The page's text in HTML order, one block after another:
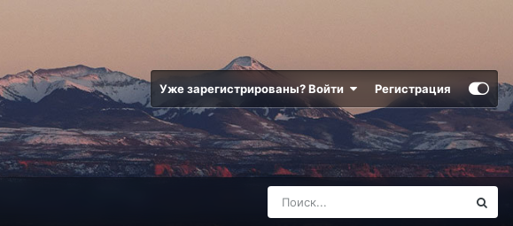
Уже зарегистрированы? Войти Регистрация